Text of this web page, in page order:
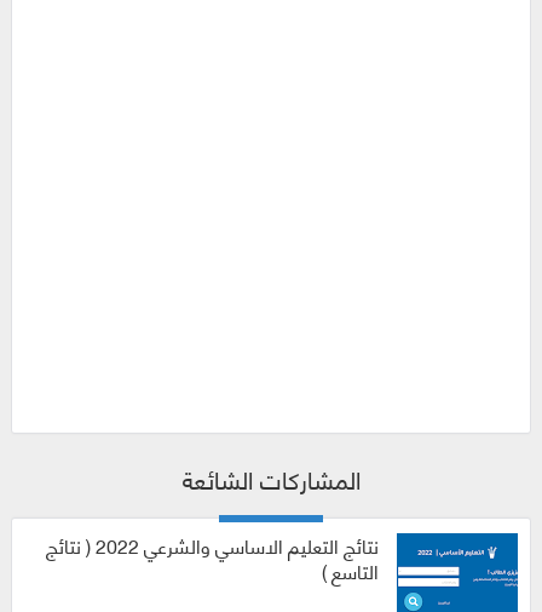
المشاركات الشائعة
نتائج التعليم الاساسي والشرعي 2022 ( نتائج
التاسع )